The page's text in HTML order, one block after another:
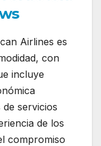
Airlines es
con
incluye
servicios
de los
compromiso